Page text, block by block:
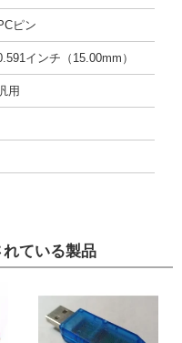
ピン
インチ（15.00mm）
用
ている製品